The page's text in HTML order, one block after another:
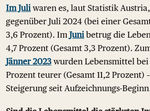
Im Juli waren es, laut Statistik
gegenüber Juli 2024 (bei einer
3,6 Prozent). Im Juni betrug die
4,7 Prozent (Gesamt 3,3 Prozent).
Jänner 2023 wurden Lebensmittel bei
Prozent teurer (Gesamt 11,2 Prozent)
Steigerung seit Aufzeichnungs-